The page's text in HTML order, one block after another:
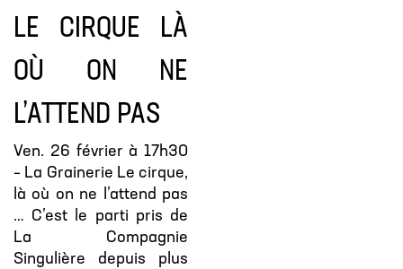
LE CIRQUE LÀ
OÙ ON NE
L’ATTEND PAS
Ven. 26 février à 17h30
– La Grainerie Le cirque,
là où on ne l’attend pas
… C’est le parti pris de
La Compagnie
Singulière depuis plus